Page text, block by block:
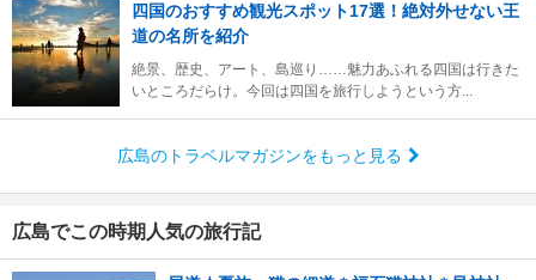
四国のおすすめ観光スポット17選！絶対外せない王
道の名所を紹介
絶景、歴史、アート、島巡り……魅力あふれる四国は行きた
いところだらけ。今回は四国を旅行しようという方...
広島のトラベルマガジンをもっと見る
広島でこの時期人気の旅行記